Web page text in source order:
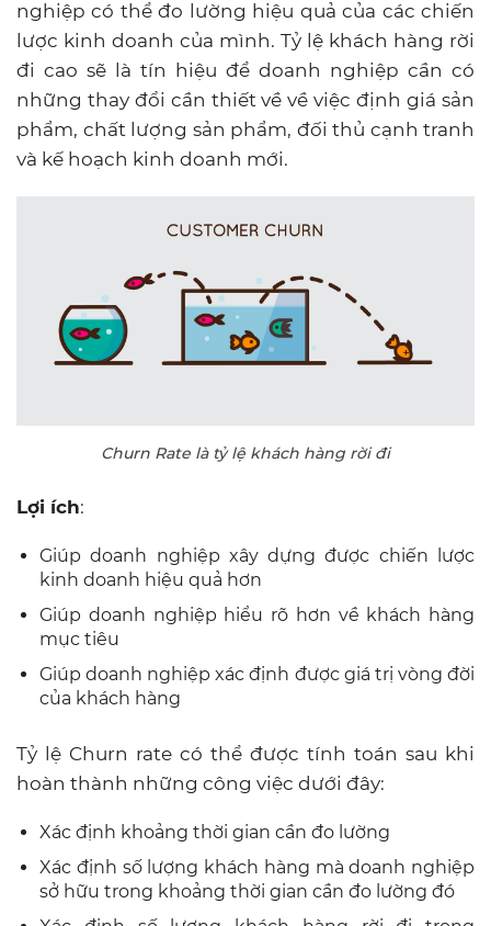
Churn Rate là tỷ lệ khách hàng rời đi
Giúp doanh nghiệp xây dựng được chiến lược
kinh doanh hiệu quả hơn
Giúp doanh nghiệp xác định được giá trị vòng đời
hoàn thành những công việc dưới đây:
Xác định khoảng thời gian cần đo lường
Xác định số lượng khách hàng mà doanh nghiệp
sở hữu trong khoảng thời gian cần đo lường đó
Xác định số lượng khách hàng rời đi trong
Công thức:
Tỷ lệ khách hàng rời đi = (Số lượng
khách hàng rời đi / Số lượng khách